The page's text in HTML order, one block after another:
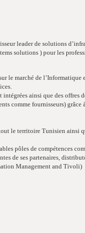
leader de solutions
solutions ) pour les
le marché de l’Informatique
ainsi que des offres
comme fournisseurs)
le territoire Tunisien ainsi
pôles de compétences
de ses partenaires,
Management and Tivoli)